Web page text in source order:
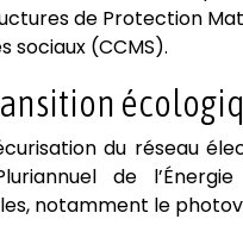
de Protection
sociaux (CCMS).
du réseau
de
notamment le